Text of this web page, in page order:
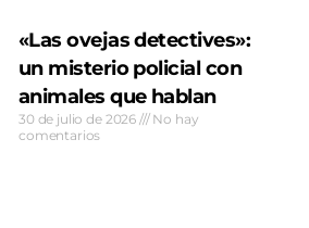
«Las ovejas detectives»:
un misterio policial con
animales que hablan
30 de julio de 2026
No hay
comentarios